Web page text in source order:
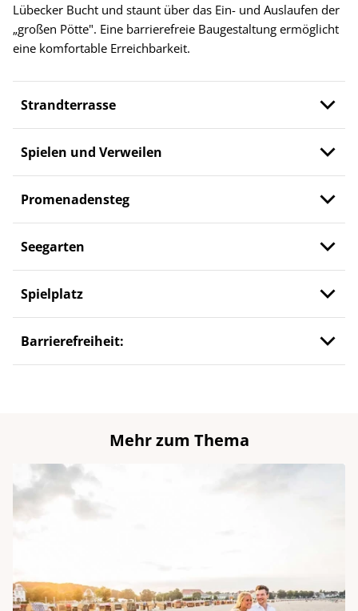
Lübecker Bucht und staunt über das Ein- und Auslaufen der
„großen Pötte". Eine barrierefreie Baugestaltung ermöglicht
eine komfortable Erreichbarkeit.
Strandterrasse
Spielen und Verweilen
Promenadensteg
Seegarten
Spielplatz
Barrierefreiheit:
Mehr zum Thema